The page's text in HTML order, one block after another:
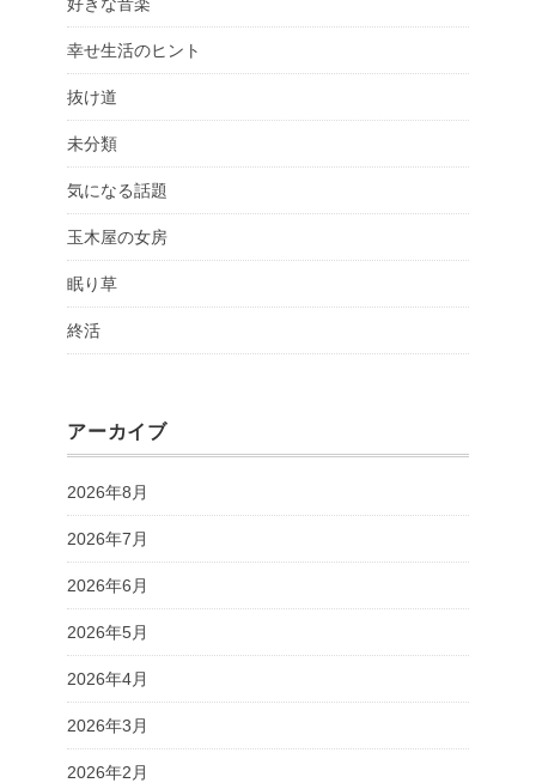
幸せ生活のヒント
抜け道
未分類
気になる話題
玉木屋の女房
眠り草
終活
アーカイブ
2026年8月
2026年7月
2026年6月
2026年5月
2026年4月
2026年3月
2026年2月